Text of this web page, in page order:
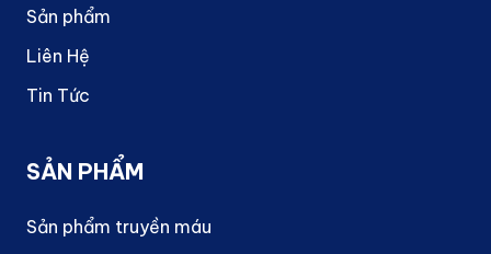
Sản phẩm
Liên Hệ
Tin Tức
SẢN PHẨM
Sản phẩm truyền máu